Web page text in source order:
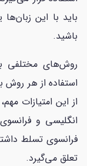
باید با این
باشید.
روش‌های مختلفی
استفاده از هر روش
از این امتیازات
انگلیسی و
فرانسوی تسلط
تعلق می‌گیرد.